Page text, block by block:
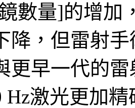
數量]的增加
降，但雷射
更早一代的
Hz激光更加精